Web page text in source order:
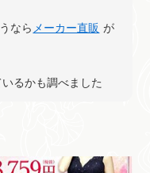
なら メーカー直販 が
るかも調べました